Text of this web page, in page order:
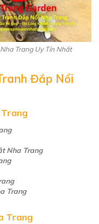
Trang Uy Tín Nhất
Đắp Nổi
Nha Trang
Trang
Trang